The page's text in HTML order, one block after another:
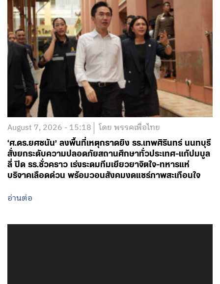
August 7, 2026 - 15:18 โดย พรรคเพื่อไทย
‘ศ.ดร.ยศชนัน’ ลงพื้นที่เหตุกราดยิง รร.เทพศิรินทร์ นนทบุรี
สั่งยกระดับความปลอดภัยสถานศึกษาทั่วประเทศ-แก้ปมบูล
ลี่ ปิด รร.ชั่วคราว เร่งระดมทีมเยียวยาจิตใจ-ทหารแห่
บริจาคเลือดด่วน พร้อมวอนสังคมงดแชร์ภาพสะเทือนใจ
อ่านต่อ